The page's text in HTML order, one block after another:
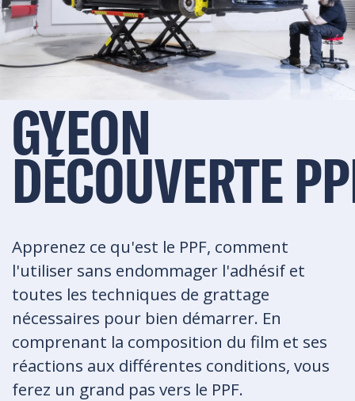
GYEON
DÉCOUVERTE
Apprenez ce qu'est le PPF, comment
l'utiliser sans endommager l'adhésif et
toutes les techniques de grattage
nécessaires pour bien démarrer. En
comprenant la composition du film et ses
réactions aux différentes conditions, vous
ferez un grand pas vers le PPF.